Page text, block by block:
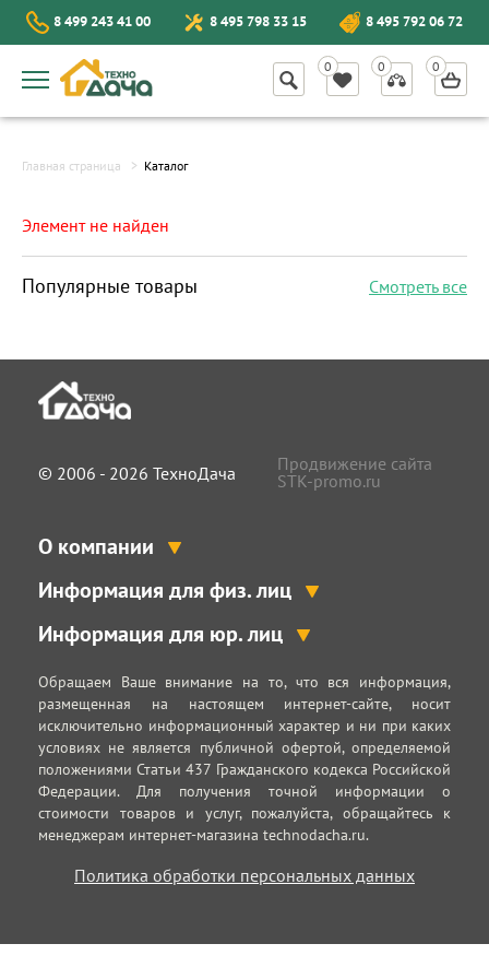
8 499 243 41 00 8 495 798 33 15 8 495 792 06 72
Главная страница Каталог
Элемент не найден
Популярные товары Смотреть все
© 2006 - 2026 ТехноДача
Продвижение сайта
STK-promo.ru
О компании
Информация для физ. лиц
Информация для юр. лиц
Обращаем Ваше внимание на то, что вся информация,
размещенная на настоящем интернет-сайте, носит
исключительно информационный характер и ни при каких
условиях не является публичной офертой, определяемой
положениями Статьи 437 Гражданского кодекса Российской
Федерации. Для получения точной информации о
стоимости товаров и услуг, пожалуйста, обращайтесь к
менеджерам интернет-магазина technodacha.ru.
Политика обработки персональных данных